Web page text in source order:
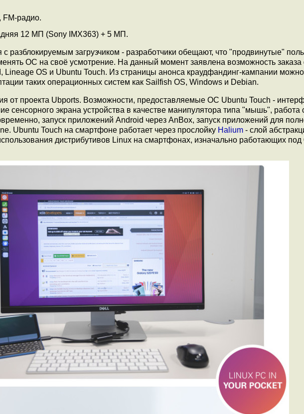
FM-радио.
12 МП (Sony IMX363) + 5 МП.
с разблокируемым загрузчиком - разработчики обещают, что "продвинутые"
ОС на своё усмотрение. На данный момент заявлена возможность заказа
OS и Ubuntu Touch. Из страницы анонса краудфандинг-кампании можно
таких операционных систем как Sailfish OS, Windows и Debian.
от проекта Ubports. Возможности, предоставляемые ОС Ubuntu Touch -
сенсорного экрана устройства в качестве манипулятора типа "мышь", работа
запуск приложений Android через AnBox, запуск приложений для
Ubuntu Touch на смартфоне работает через прослойку Halium - слой
дистрибутивов Linux на смартфонах, изначально работающих